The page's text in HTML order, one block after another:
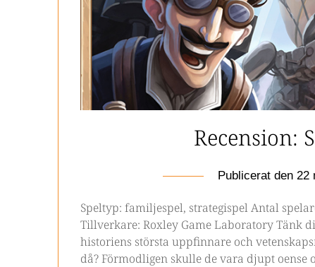
Recension:
Publicerat den 22
Speltyp: familjespel, strategispel Antal
Tillverkare: Roxley Game Laboratory Tänk
historiens största uppfinnare och
då? Förmodligen skulle de vara djupt